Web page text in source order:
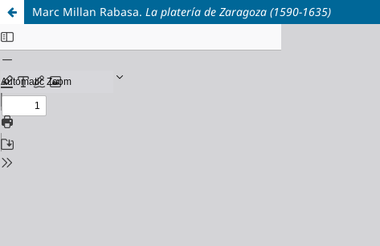
Marc Millan Rabasa. La platería de Zaragoza (1590-1635)